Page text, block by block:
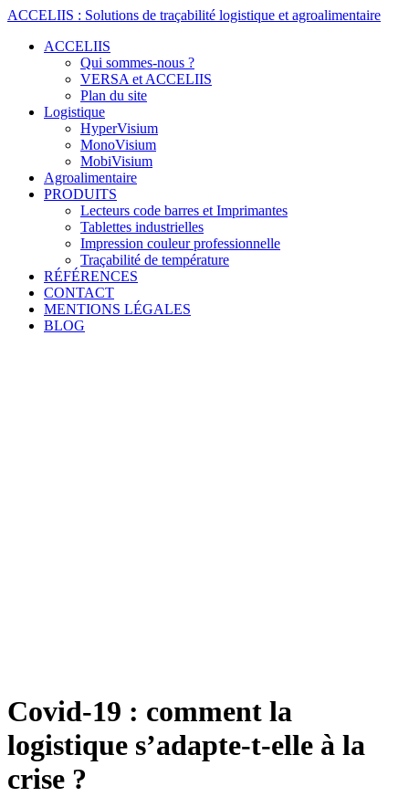
Skip
content
ACCELIIS : Solutions de traçabilité logistique et agroalimentaire
ACCELIIS
Qui sommes-nous ?
VERSA et ACCELIIS
Plan du site
Logistique
HyperVisium
MonoVisium
MobiVisium
Agroalimentaire
PRODUITS
Lecteurs code barres et Imprimantes
Tablettes industrielles
Impression couleur professionnelle
Traçabilité de température
RÉFÉRENCES
CONTACT
MENTIONS LÉGALES
BLOG
Covid-19 : comment la
logistique s’adapte-t-elle à la
crise ?